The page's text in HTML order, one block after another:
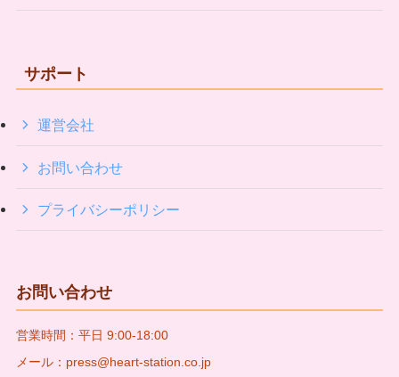
サポート
運営会社
お問い合わせ
プライバシーポリシー
お問い合わせ
営業時間：平日 9:00-18:00
メール：press@heart-station.co.jp